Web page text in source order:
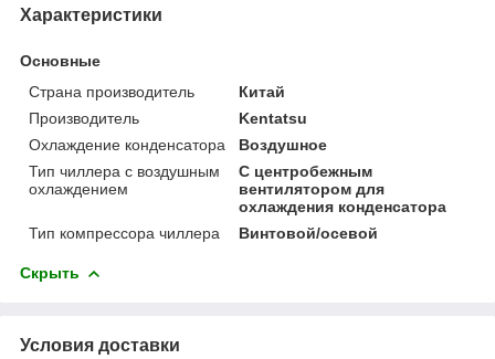
Характеристики
Основные
Страна производитель
Китай
Производитель
Kentatsu
Охлаждение конденсатора
Воздушное
Тип чиллера с воздушным
охлаждением
С центробежным
вентилятором для
охлаждения конденсатора
Тип компрессора чиллера
Винтовой/осевой
Скрыть
Условия доставки